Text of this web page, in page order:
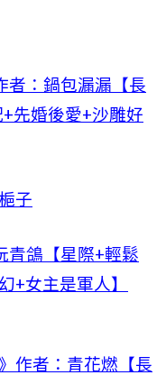
者：鍋包漏漏【長
先婚後愛+沙雕好
子
青鴿【星際+輕鬆
+女主是軍人】
作者：青花燃【長